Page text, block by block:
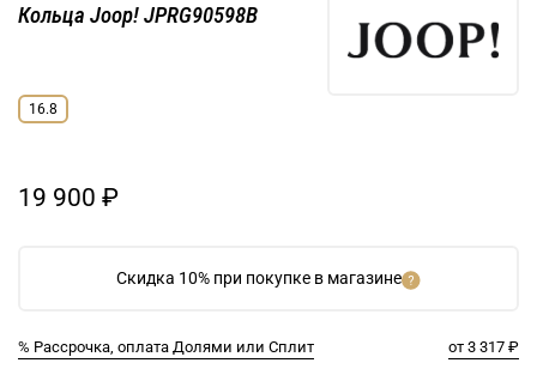
Скидка 10% при покупке в магазине
% Рассрочка, оплата Долями или Сплит от 3 317 ₽
Кольца Joop! JPRG90598B
16.8
19 900 ₽